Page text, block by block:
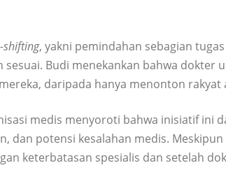
shifting, yakni pemindahan sebagian
Budi menekankan bahwa dokter
daripada hanya menonton rakyat
medis menyoroti bahwa inisiatif ini
dan potensi kesalahan medis.
keterbatasan spesialis dan setelah